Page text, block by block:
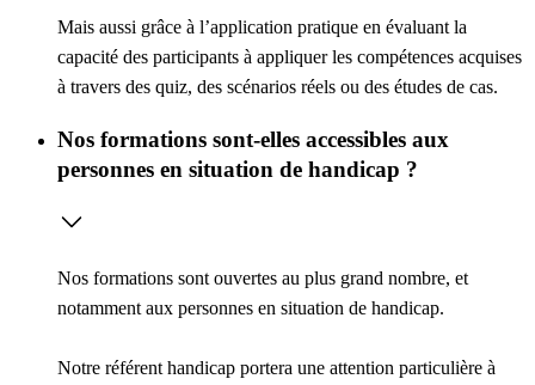
Mais aussi grâce à l’application pratique en évaluant la
capacité des participants à appliquer les compétences acquises
à travers des quiz, des scénarios réels ou des études de cas.
Nos formations sont-elles accessibles aux
personnes en situation de handicap ?
Nos formations sont ouvertes au plus grand nombre, et
notamment aux personnes en situation de handicap.
Notre référent handicap portera une attention particulière à